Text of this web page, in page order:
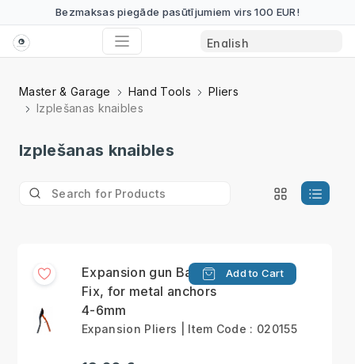
Bezmaksas piegāde pasūtījumiem virs 100 EUR!
Master & Garage Hand Tools
Pliers
Izplešanas knaibles
Izplešanas knaibles
Expansion gun Baby-
Fix, for metal anchors
4-6mm
Add to Cart
Expansion Pliers | Item Code : 020155